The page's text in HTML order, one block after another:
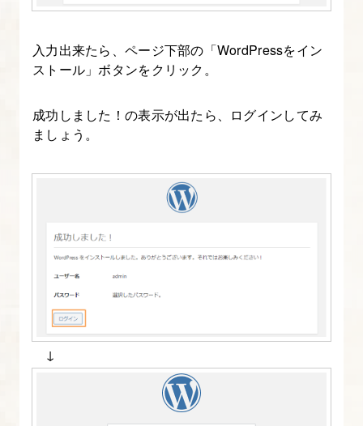
入力出来たら、ページ下部の「WordPressをイン
ストール」ボタンをクリック。
成功しました！の表示が出たら、ログインしてみ
ましょう。
↓